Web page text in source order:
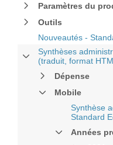
Paramètres du
Outils
Nouveautés -
Synthèses
(traduit, format
Dépense
Mobile
Synthèse
Standard
Années